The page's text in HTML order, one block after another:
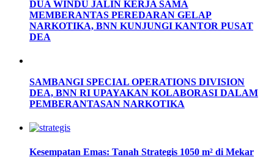
DUA WINDU JALIN KERJA SAMA
MEMBERANTAS PEREDARAN GELAP
NARKOTIKA, BNN KUNJUNGI KANTOR PUSAT
DEA
SAMBANGI SPECIAL OPERATIONS DIVISION
DEA, BNN RI UPAYAKAN KOLABORASI DALAM
PEMBERANTASAN NARKOTIKA
Kesempatan Emas: Tanah Strategis 1050 m² di Mekar